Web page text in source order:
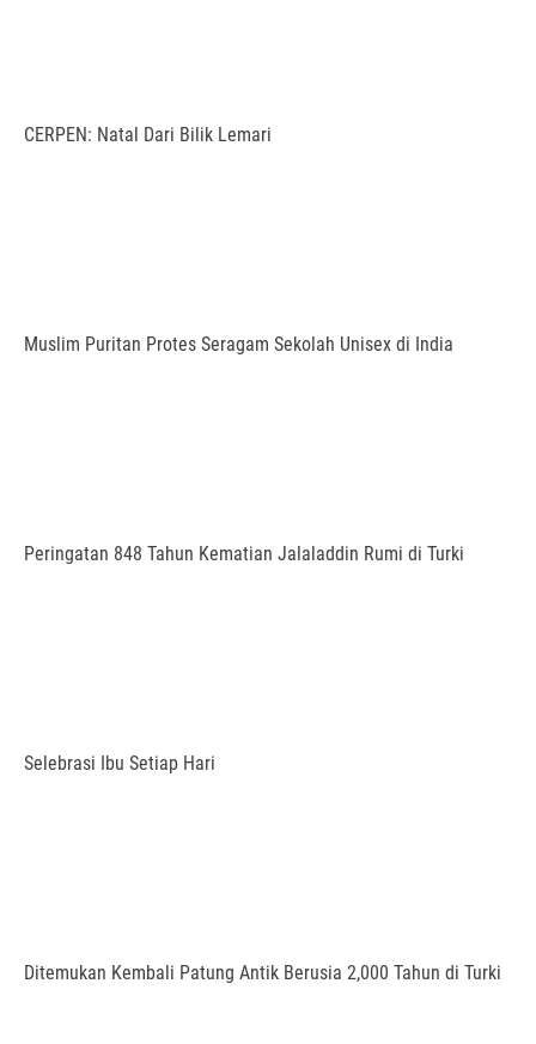
CERPEN: Natal Dari Bilik Lemari
Muslim Puritan Protes Seragam Sekolah Unisex di India
Peringatan 848 Tahun Kematian Jalaladdin Rumi di Turki
Selebrasi Ibu Setiap Hari
Ditemukan Kembali Patung Antik Berusia 2,000 Tahun di Turki